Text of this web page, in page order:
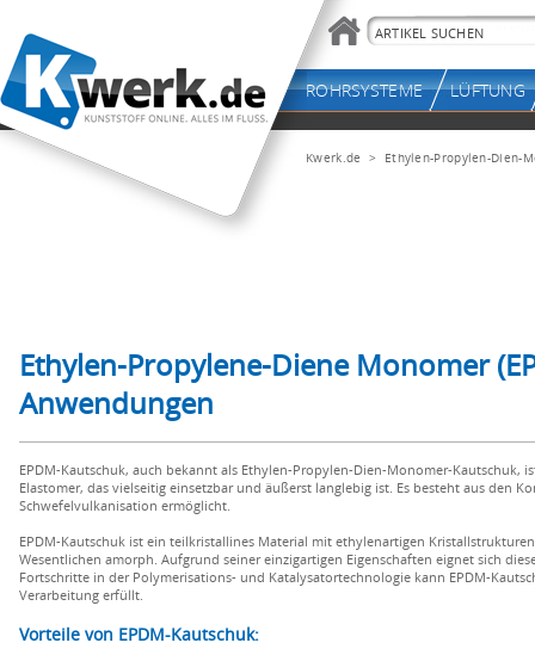
Kwerk.de > Ethylen-Propylen-Dien-
Ethylen-Propylene-Diene Monomer
Anwendungen
EPDM-Kautschuk, auch bekannt als Ethylen-Propylen-Dien-Monomer-
Elastomer, das vielseitig einsetzbar und äußerst langlebig ist. Es besteht aus den
Schwefelvulkanisation ermöglicht.
EPDM-Kautschuk ist ein teilkristallines Material mit ethylenartigen
Wesentlichen amorph. Aufgrund seiner einzigartigen Eigenschaften eignet sich
Fortschritte in der Polymerisations- und Katalysatortechnologie kann EPDM-
Verarbeitung erfüllt.
Vorteile von EPDM-Kautschuk: